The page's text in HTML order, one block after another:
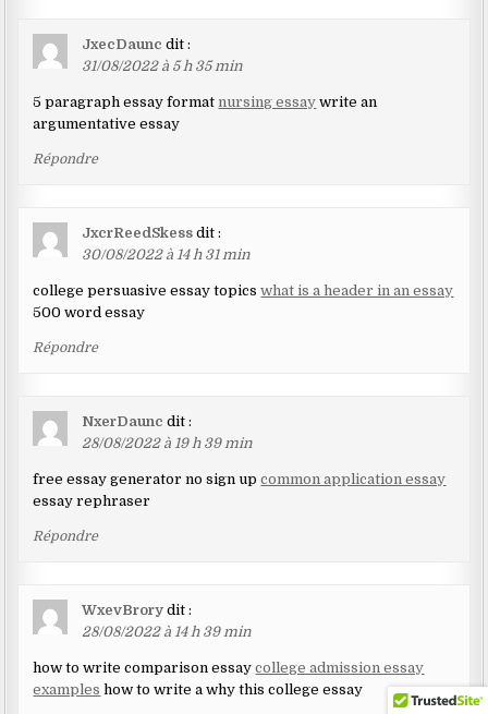
JxecDaunc dit :
31/08/2022 à 5 h 35 min
5 paragraph essay format nursing essay write an
argumentative essay
Répondre
JxcrReedSkess dit :
30/08/2022 à 14 h 31 min
college persuasive essay topicswhat is a header in an essay
500 word essay
Répondre
NxerDaunc dit :
28/08/2022 à 19 h 39 min
free essay generator no sign upcommon application essay
essay rephraser
Répondre
WxevBrory dit :
28/08/2022 à 14 h 39 min
how to write comparison essaycollege admission essay
examples how to write a why this college essay